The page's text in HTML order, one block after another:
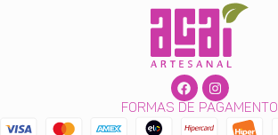
formas de pagamento